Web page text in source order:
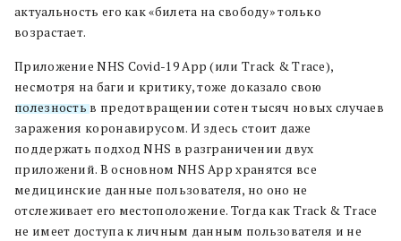
актуальность его как «билета на свободу» только
возрастает.
Приложение NHS Covid-19 App (или Track & Trace),
несмотря на баги и критику, тоже доказало свою
полезностьв предотвращении сотен тысяч новых случаев
заражения коронавирусом. И здесь стоит даже
поддержать подход NHS в разграничении двух
приложений. В основном NHS App хранятся все
медицинские данные пользователя, но оно не
отслеживает его местоположение. Тогда как Track & Trace
не имеет доступа к личным данным пользователя и не